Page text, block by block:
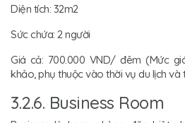
Diện tích: 32m2
Sức chứa: 2 người
Giá cả: 700.000 VND/ đêm (Mức
khảo, phụ thuộc vào thời vụ du lịch và
3.2.6. Business Room